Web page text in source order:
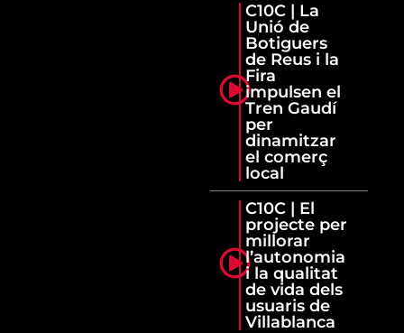
C10C | La
Unió de
Botiguers
de Reus i la
Fira
impulsen el
Tren Gaudí
per
dinamitzar
el comerç
local
C10C | El
projecte per
millorar
l’autonomia
i la qualitat
de vida dels
usuaris de
Villablanca